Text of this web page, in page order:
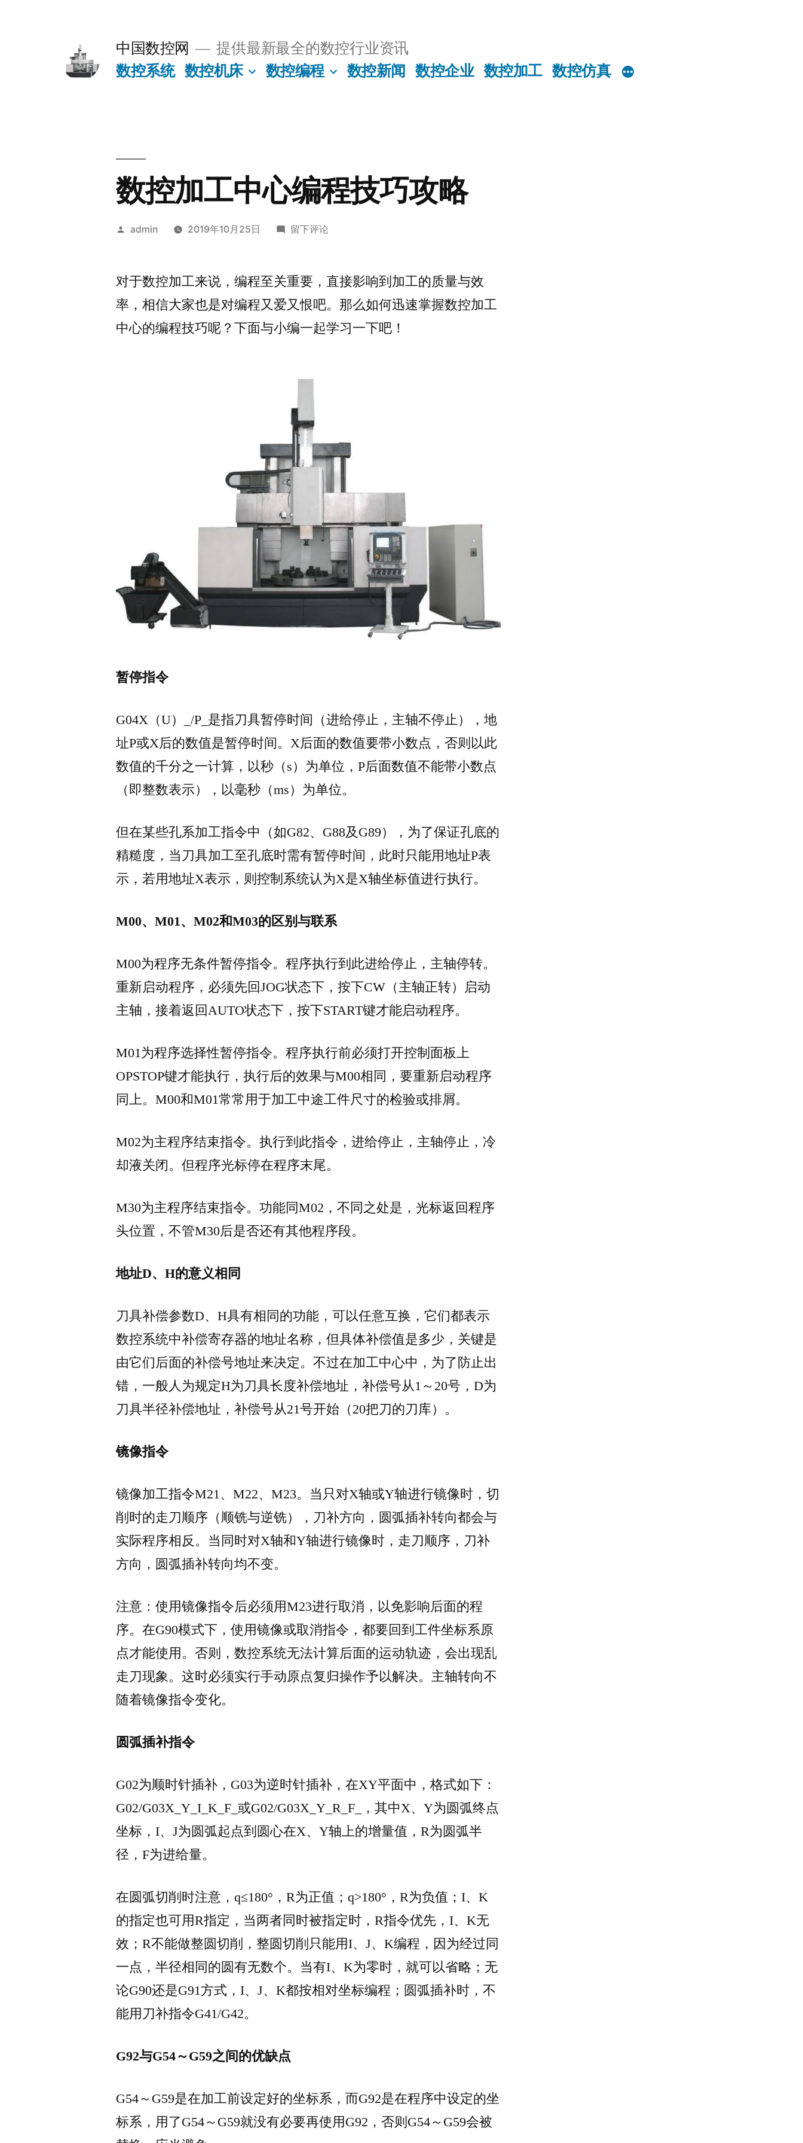
中国数控网 提供最新最全的数控行业资讯
数控系统 数控机床 数控编程 数控新闻 数控企业 数控加工 数控仿真
数控加工中心编程技巧攻略
发
admin 2019年10月25日
于
加
中
心
技
攻
略
留下评论
对于数控加工来说，编程至关重要，直接影响到加工的质量与效
率，相信大家也是对编程又爱又恨吧。那么如何迅速掌握数控加工
中心的编程技巧呢？下面与小编一起学习一下吧！
暂停指令
G04X（U）_/P_是指刀具暂停时间（进给停止，主轴不停止），地
址P或X后的数值是暂停时间。X后面的数值要带小数点，否则以此
数值的千分之一计算，以秒（s）为单位，P后面数值不能带小数点
（即整数表示），以毫秒（ms）为单位。
但在某些孔系加工指令中（如G82、G88及G89），为了保证孔底的
精糙度，当刀具加工至孔底时需有暂停时间，此时只能用地址P表
示，若用地址X表示，则控制系统认为X是X轴坐标值进行执行。
M00、M01、M02和M03的区别与联系
M00为程序无条件暂停指令。程序执行到此进给停止，主轴停转。
重新启动程序，必须先回JOG状态下，按下CW（主轴正转）启动
主轴，接着返回AUTO状态下，按下START键才能启动程序。
M01为程序选择性暂停指令。程序执行前必须打开控制面板上
OPSTOP键才能执行，执行后的效果与M00相同，要重新启动程序
同上。M00和M01常常用于加工中途工件尺寸的检验或排屑。
M02为主程序结束指令。执行到此指令，进给停止，主轴停止，冷
却液关闭。但程序光标停在程序末尾。
M30为主程序结束指令。功能同M02，不同之处是，光标返回程序
头位置，不管M30后是否还有其他程序段。
地址D、H的意义相同
刀具补偿参数D、H具有相同的功能，可以任意互换，它们都表示
数控系统中补偿寄存器的地址名称，但具体补偿值是多少，关键是
由它们后面的补偿号地址来决定。不过在加工中心中，为了防止出
错，一般人为规定H为刀具长度补偿地址，补偿号从1～20号，D为
刀具半径补偿地址，补偿号从21号开始（20把刀的刀库）。
镜像指令
镜像加工指令M21、M22、M23。当只对X轴或Y轴进行镜像时，切
削时的走刀顺序（顺铣与逆铣），刀补方向，圆弧插补转向都会与
实际程序相反。当同时对X轴和Y轴进行镜像时，走刀顺序，刀补
方向，圆弧插补转向均不变。
注意：使用镜像指令后必须用M23进行取消，以免影响后面的程
序。在G90模式下，使用镜像或取消指令，都要回到工件坐标系原
点才能使用。否则，数控系统无法计算后面的运动轨迹，会出现乱
走刀现象。这时必须实行手动原点复归操作予以解决。主轴转向不
随着镜像指令变化。
圆弧插补指令
G02为顺时针插补，G03为逆时针插补，在XY平面中，格式如下：
G02/G03X_Y_I_K_F_或G02/G03X_Y_R_F_，其中X、Y为圆弧终点
坐标，I、J为圆弧起点到圆心在X、Y轴上的增量值，R为圆弧半
径，F为进给量。
在圆弧切削时注意，q≤180°，R为正值；q>180°，R为负值；I、K
的指定也可用R指定，当两者同时被指定时，R指令优先，I、K无
效；R不能做整圆切削，整圆切削只能用I、J、K编程，因为经过同
一点，半径相同的圆有无数个。当有I、K为零时，就可以省略；无
论G90还是G91方式，I、J、K都按相对坐标编程；圆弧插补时，不
能用刀补指令G41/G42。
G92与G54～G59之间的优缺点
G54～G59是在加工前设定好的坐标系，而G92是在程序中设定的坐
标系，用了G54～G59就没有必要再使用G92，否则G54～G59会被